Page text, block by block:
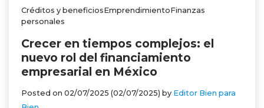
Créditos y beneficiosEmprendimientoFinanzas
personales
Crecer en tiempos complejos: el
nuevo rol del financiamiento
empresarial en México
Posted on 02/07/2025 (02/07/2025) by Editor Bien para